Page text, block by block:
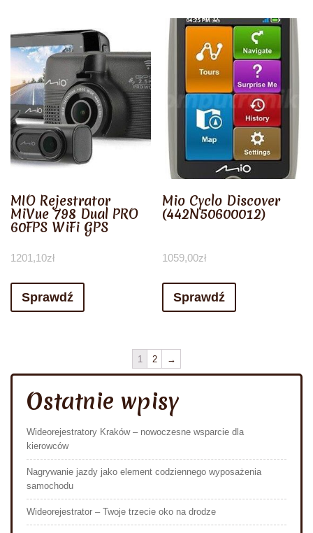
MIO Rejestrator
MiVue 798 Dual PRO
60FPS WiFi GPS
1201,10zł
Sprawdź
Mio Cyclo Discover
(442N50600012)
1059,00zł
Sprawdź
1 2 →
Ostatnie wpisy
Wideorejestratory Kraków – nowoczesne wsparcie dla
kierowców
Nagrywanie jazdy jako element codziennego wyposażenia
samochodu
Wideorejestrator – Twoje trzecie oko na drodze